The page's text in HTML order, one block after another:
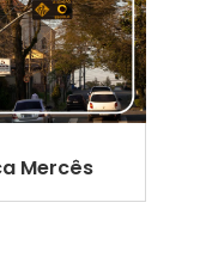
Mercês